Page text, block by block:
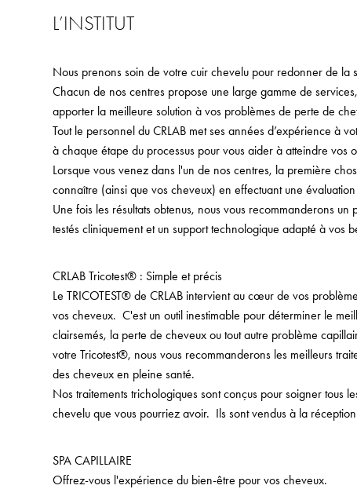
L’INSTITUT
Nous prenons soin de votre cuir chevelu pour redonner de la
Chacun de nos centres propose une large gamme de
apporter la meilleure solution à vos problèmes de perte de
Tout le personnel du CRLAB met ses années d’expérience à
à chaque étape du processus pour vous aider à atteindre vos
Lorsque vous venez dans l'un de nos centres, la première
connaître (ainsi que vos cheveux) en effectuant une
Une fois les résultats obtenus, nous vous recommanderons
testés cliniquement et un support technologique adapté à vos
CRLAB Tricotest® : Simple et précis
Le TRICOTEST® de CRLAB intervient au cœur de vos
vos cheveux. C'est un outil inestimable pour déterminer le
clairsemés, la perte de cheveux ou tout autre problème
votre Tricotest®, nous vous recommanderons les meilleurs
des cheveux en pleine santé.
Nos traitements trichologiques sont conçus pour soigner tous
chevelu que vous pourriez avoir. Ils sont vendus à la
SPA CAPILLAIRE
Offrez-vous l'expérience du bien-être pour vos cheveux.